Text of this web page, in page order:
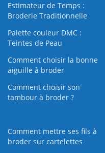
Estimateur de Temps :
Broderie Traditionnelle
Palette couleur DMC :
Teintes de Peau
Comment choisir la bonne
aiguille à broder
Comment choisir son
tambour à broder ?
Comment mettre ses fils à
broder sur cartelettes